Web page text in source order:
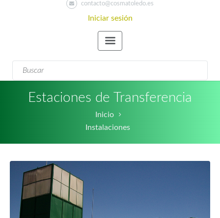
contacto@cosmatoledo.es
Iniciar sesión
Formulario de
búsqueda
Buscar
Estaciones de Transferencia
Inicio
Instalaciones